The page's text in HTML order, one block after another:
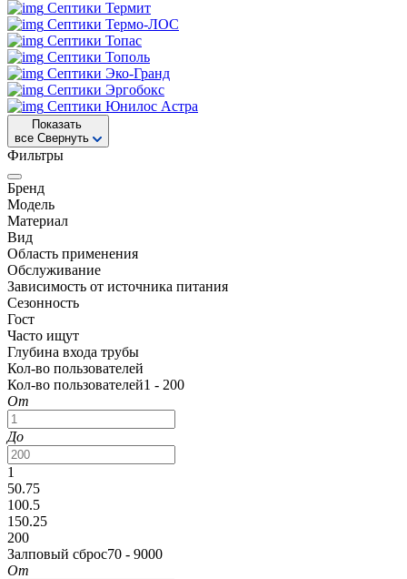
Септики Термит
Септики Термо-ЛОС
Септики Топас
Септики Тополь
Септики Эко-Гранд
Септики Эргобокс
Септики Юнилос Астра
Показать
все Свернуть
Фильтры
Бренд
Модель
Материал
Вид
Область применения
Обслуживание
Зависимость от источника питания
Сезонность
Гост
Часто ищут
Глубина входа трубы
Кол-во пользователей
Кол-во пользователей1 - 200
От
До
1
50.75
100.5
150.25
200
Залповый сброс70 - 9000
От